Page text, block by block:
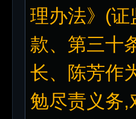
理办法》(
款、第三十
长、陈芳作
勉尽责义务,